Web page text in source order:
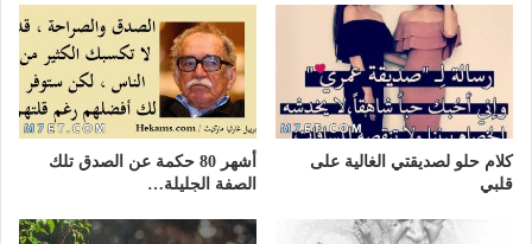
كلام حلو لصديقتي الغالية على
قلبي
أشهر 80 حكمة عن الصدق تلك
الصفة الجليلة…